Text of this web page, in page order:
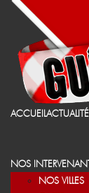
ACCUEIL
NOS
NOS VILLES